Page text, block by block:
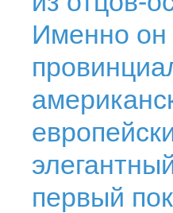
Именно он
первый